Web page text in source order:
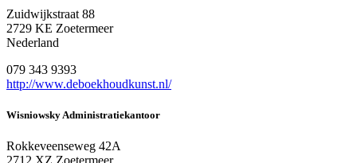
Zuidwijkstraat 88
2729 KE Zoetermeer
Nederland
079 343 9393
http://www.deboekhoudkunst.nl/
Wisniowsky Administratiekantoor
Rokkeveenseweg 42A
2712 XZ Zoetermeer